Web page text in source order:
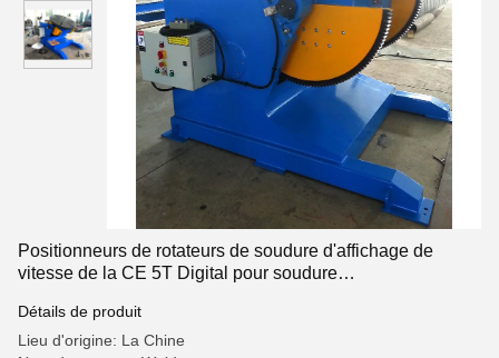
Positionneurs de rotateurs de soudure d'affichage de
vitesse de la CE 5T Digital pour soudure
Détails de produit
Lieu d'origine: La Chine